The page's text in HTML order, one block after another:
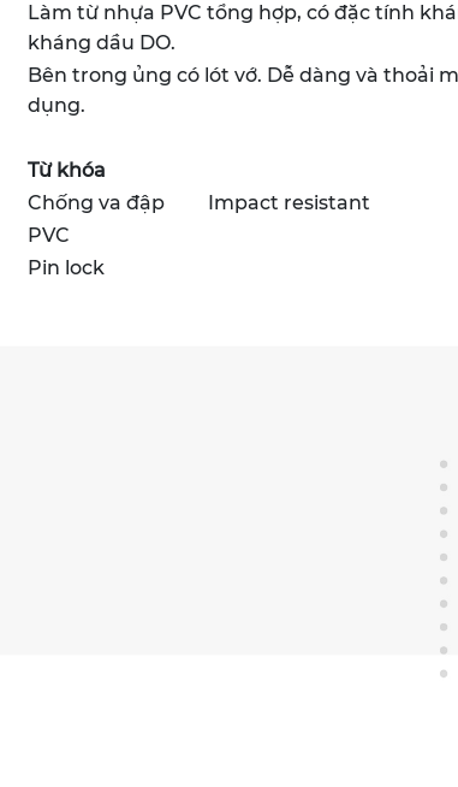
Làm từ nhựa PVC tổng hợp, có đặc tính
kháng dầu DO.
Bên trong ủng có lót vớ. Dễ dàng và thoải
dụng.
Từ khóa
Chống va đập Impact resistant
PVC
Pin lock